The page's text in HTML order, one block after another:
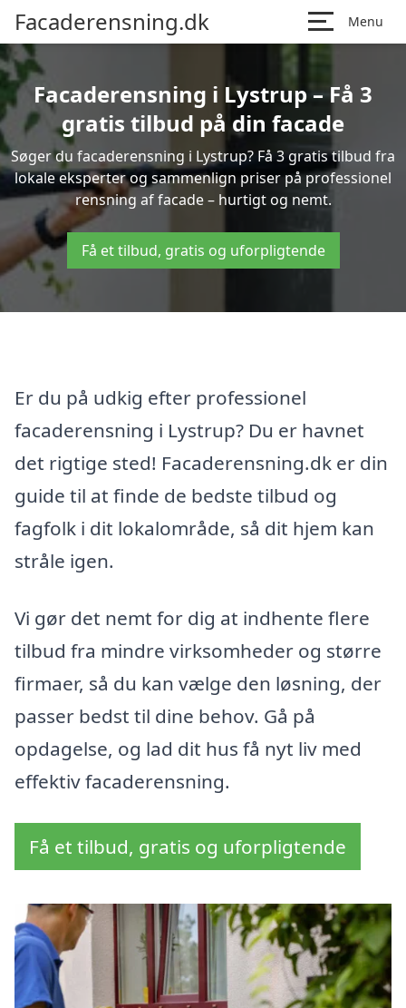
Facaderensning.dk Menu
Facaderensning i Lystrup – Få 3
gratis tilbud på din facade
Søger du facaderensning i Lystrup? Få 3 gratis tilbud fra
lokale eksperter og sammenlign priser på professionel
rensning af facade – hurtigt og nemt.
Få et tilbud, gratis og uforpligtende
Er du på udkig efter professionel
facaderensning i Lystrup? Du er havnet
det rigtige sted! Facaderensning.dk er din
guide til at finde de bedste tilbud og
fagfolk i dit lokalområde, så dit hjem kan
stråle igen.
Vi gør det nemt for dig at indhente flere
tilbud fra mindre virksomheder og større
firmaer, så du kan vælge den løsning, der
passer bedst til dine behov. Gå på
opdagelse, og lad dit hus få nyt liv med
effektiv facaderensning.
Få et tilbud, gratis og uforpligtende